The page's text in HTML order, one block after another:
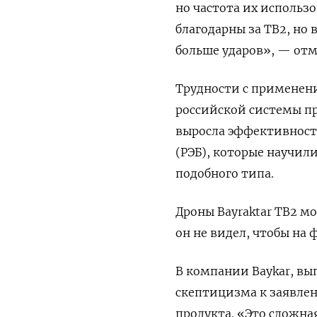
но частота их
благодарны за TB2, но
больше ударов», —
Трудности с
российской системы
выросла
(РЭБ), которые
подобного типа.
Дроны Bayraktar TB2
он не видел, чтобы на
В компании Baykar,
скептицизма к
продукта. «Это